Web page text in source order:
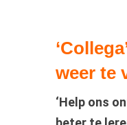
weer te
‘Help ons